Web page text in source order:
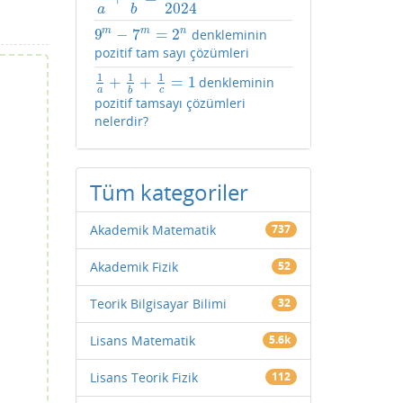
a b 2024
9m − 7m = 2n
9m −7 m=2 n
denkleminin
pozitif tam sayı çözümleri
1
a + 1
b + 1
c = 1
1a +1 b+ 1c =1
denkleminin
pozitif tamsayı çözümleri
nelerdir?
Tüm kategoriler
Akademik Matematik 737
Akademik Fizik 52
Teorik Bilgisayar Bilimi 32
Lisans Matematik 5.6k
Lisans Teorik Fizik 112